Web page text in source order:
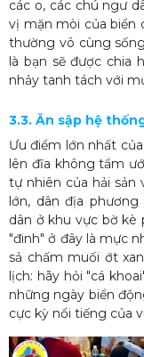
các o, các chú ngư
vị mặn mòi của biển
thường vô cùng
là bạn sẽ được chia
nhảy tanh tách với
3.3. Ăn sập hệ
Ưu điểm lớn nhất
lên đĩa không tẩm
tự nhiên của hải sản
lớn, dân địa
dân ở khu vực bờ kè
"đinh" ở đây là mực
sả chấm muối ớt
lịch: hãy hỏi "cá
những ngày biển
cực kỳ nổi tiếng của